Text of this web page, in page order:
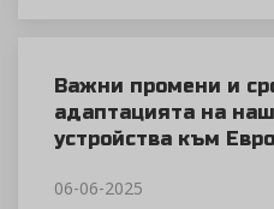
Важни промени и
адаптацията на
устройства към
06-06-2025